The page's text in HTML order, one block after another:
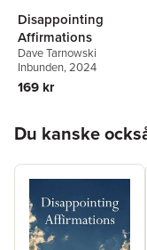
Disappointing
Affirmations
Dave Tarnowski
Inbunden, 2024
169 kr
Du kanske